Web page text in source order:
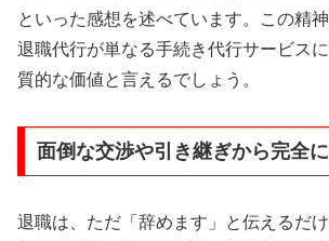
といった感想を述べています。この精
退職代行が単なる手続き代行サービス
質的な価値と言えるでしょう。
面倒な交渉や引き継ぎから完全
退職は、ただ「辞めます」と伝えるだ